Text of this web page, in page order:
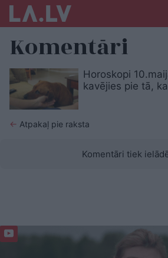
Komentāri
Horoskopi
kavējies pie tā,
← Atpakaļ pie raksta
Komentāri tiek